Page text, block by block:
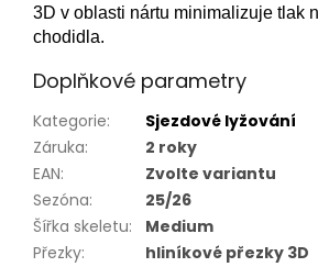
3D v oblasti nártu minimalizuje tlak
chodidla.
Doplňkové parametry
Kategorie:
Sjezdové lyžování
Záruka:
2 roky
EAN:
Zvolte variantu
Sezóna:
25/26
Šířka skeletu:
Medium
Přezky:
hliníkové přezky 3D